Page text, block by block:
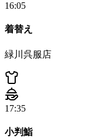
16:05
着替え
緑川呉服店
17:35
小判鮨